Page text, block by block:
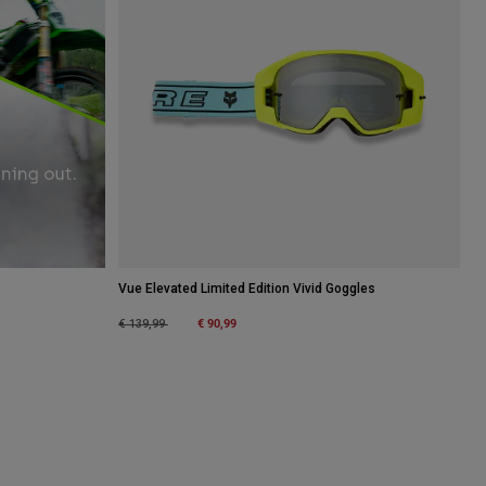
Vue Elevated Limited Edition Vivid Goggles
Price reduced from
€ 139,99to € 90,99